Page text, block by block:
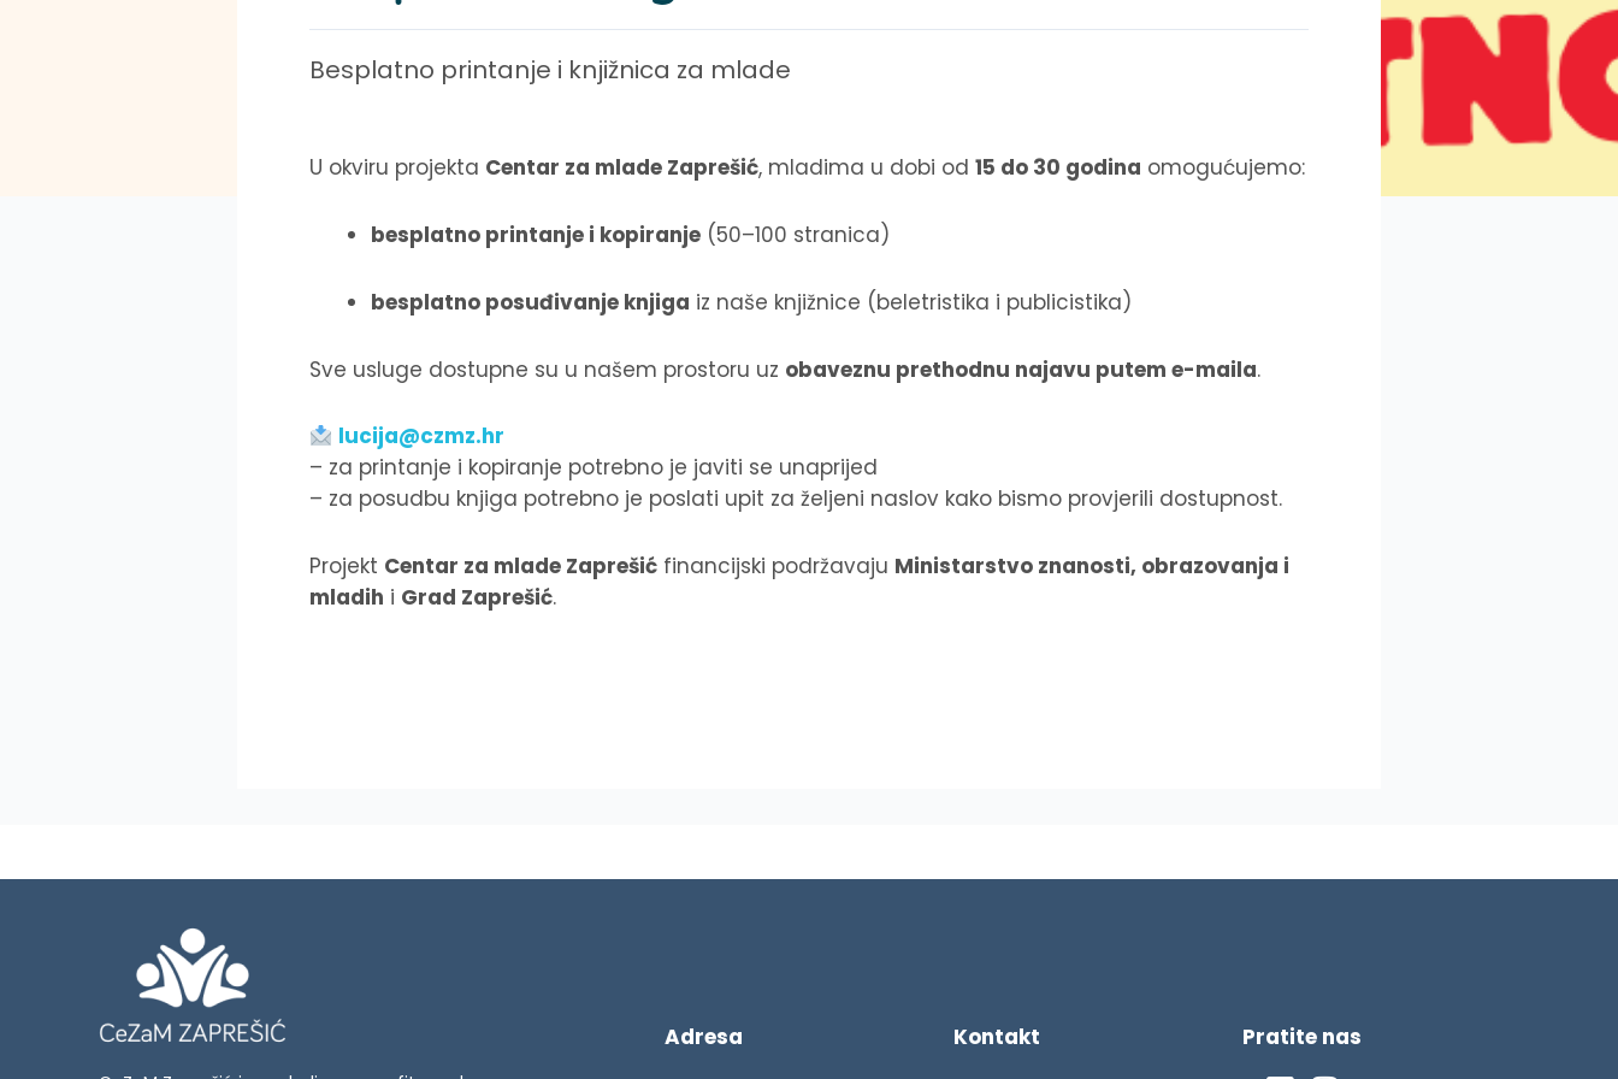
Besplatno printanje i knjižnica za mlade
U okviru projekta Centar za mlade Zaprešić, mladima u dobi od 15 do 30 godina omogućujemo:
besplatno printanje i kopiranje (50–100 stranica)
besplatno posuđivanje knjiga iz naše knjižnice (beletristika i publicistika)
Sve usluge dostupne su u našem prostoru uz obaveznu prethodnu najavu putem e-maila.
lucija@czmz.hr
– za printanje i kopiranje potrebno je javiti se unaprijed
– za posudbu knjiga potrebno je poslati upit za željeni naslov kako bismo provjerili dostupnost.
Projekt Centar za mlade Zaprešić financijski podržavaju Ministarstvo znanosti, obrazovanja i
mladih i Grad Zaprešić.
Adresa Kontakt Pratite nas